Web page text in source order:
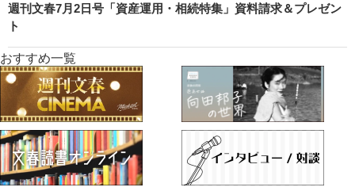
週刊文春7月2日号「資産運用・相続特集」資料請求＆プレゼン
ト
おすすめ一覧